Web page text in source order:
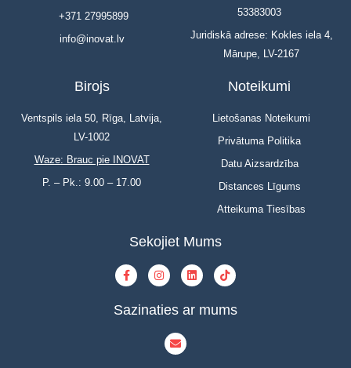
+371 27995899
info@inovat.lv
53383003
Juridiskā adrese: Kokles iela 4,
Mārupe, LV-2167
Birojs
Ventspils iela 50, Rīga, Latvija,
LV-1002
Waze: Brauc pie INOVAT
P. – Pk.: 9.00 – 17.00
Noteikumi
Lietošanas Noteikumi
Privātuma Politika
Datu Aizsardzība
Distances Līgums
Atteikuma Tiesības
Sekojiet Mums
Sazinaties ar mums